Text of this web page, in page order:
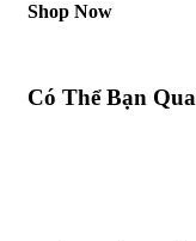
Shop Now
Có Thể Bạn